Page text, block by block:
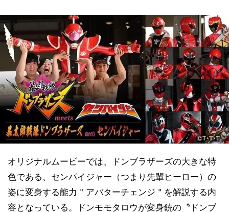
オリジナルムービーでは、ドンブラザーズの大きな特
色である、センパイジャー（つまり先輩ヒーロー）の
姿に変身する能力＂アバターチェンジ＂を解説する内
容となっている。ドンモモタロウが変身銃の〝ドンブ